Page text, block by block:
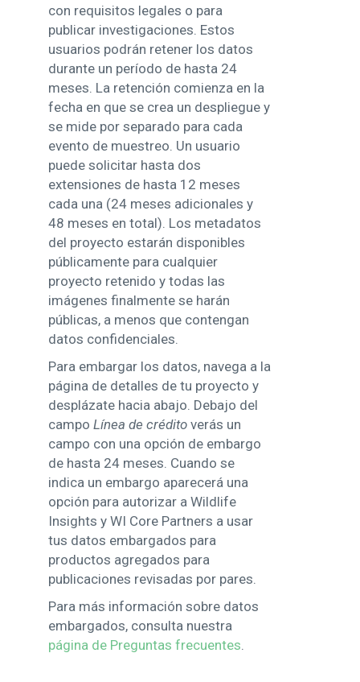
con requisitos legales o para
publicar investigaciones. Estos
usuarios podrán retener los datos
durante un período de hasta 24
meses. La retención comienza en la
fecha en que se crea un despliegue y
se mide por separado para cada
evento de muestreo. Un usuario
puede solicitar hasta dos
extensiones de hasta 12 meses
cada una (24 meses adicionales y
48 meses en total). Los metadatos
del proyecto estarán disponibles
públicamente para cualquier
proyecto retenido y todas las
imágenes finalmente se harán
públicas, a menos que contengan
datos confidenciales.
Para embargar los datos, navega a la
página de detalles de tu proyecto y
desplázate hacia abajo. Debajo del
campo Línea de crédito verás un
campo con una opción de embargo
de hasta 24 meses. Cuando se
indica un embargo aparecerá una
opción para autorizar a Wildlife
Insights y WI Core Partners a usar
tus datos embargados para
productos agregados para
publicaciones revisadas por pares.
Para más información sobre datos
embargados, consulta nuestra
página de Preguntas frecuentes.